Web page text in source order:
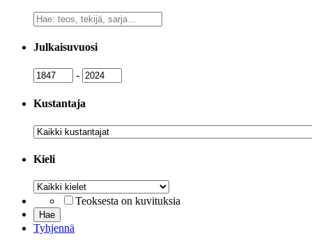
Vapaa
sanahaku
Julkaisuvuosi
Julkaisuvuosi
- Julkaisuvuosi
Kustantaja
Kustantaja
Kieli
Kieli
Teoksesta on kuvituksia
Tyhjennä